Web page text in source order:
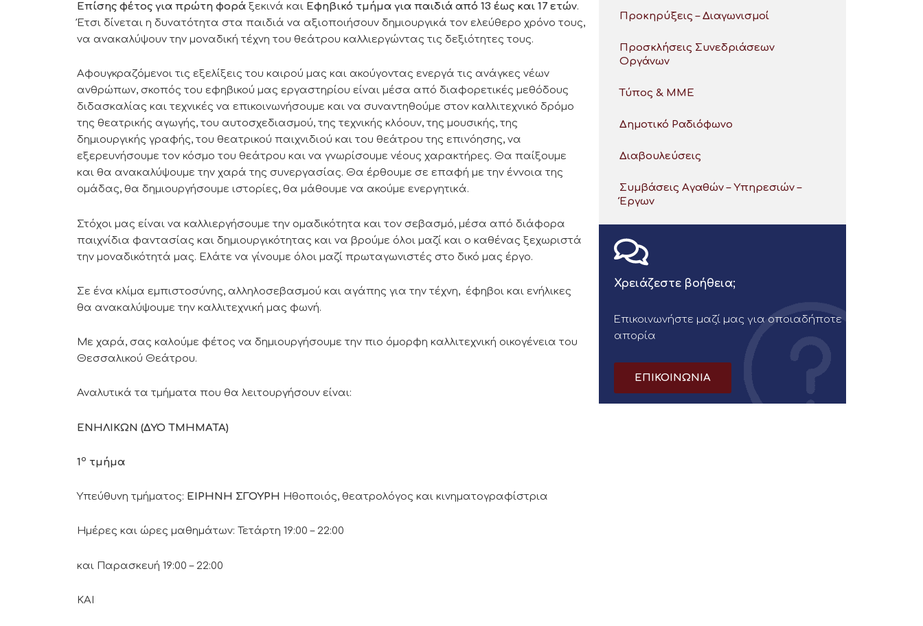
Επίσης φέτος για πρώτη φορά ξεκινά και Εφηβικό τμήμα για παιδιά από 13 έως και 17 ετών.
Έτσι δίνεται η δυνατότητα στα παιδιά να αξιοποιήσουν δημιουργικά τον ελεύθερο χρόνο τους,
να ανακαλύψουν την μοναδική τέχνη του θεάτρου καλλιεργώντας τις δεξιότητες τους.
Αφουγκραζόμενοι τις εξελίξεις του καιρού μας και ακούγοντας ενεργά τις ανάγκες νέων
ανθρώπων, σκοπός του εφηβικού μας εργαστηρίου είναι μέσα από διαφορετικές μεθόδους
διδασκαλίας και τεχνικές να επικοινωνήσουμε και να συναντηθούμε στον καλλιτεχνικό δρόμο
της θεατρικής αγωγής, του αυτοσχεδιασμού, της τεχνικής κλόουν, της μουσικής, της
δημιουργικής γραφής, του θεατρικού παιχνιδιού και του θεάτρου της επινόησης, να
εξερευνήσουμε τον κόσμο του θεάτρου και να γνωρίσουμε νέους χαρακτήρες. Θα παίξουμε
και θα ανακαλύψουμε την χαρά της συνεργασίας. Θα έρθουμε σε επαφή με την έννοια της
ομάδας, θα δημιουργήσουμε ιστορίες, θα μάθουμε να ακούμε ενεργητικά.
Στόχοι μας είναι να καλλιεργήσουμε την ομαδικότητα και τον σεβασμό, μέσα από διάφορα
παιχνίδια φαντασίας και δημιουργικότητας και να βρούμε όλοι μαζί και ο καθένας ξεχωριστά
την μοναδικότητά μας. Ελάτε να γίνουμε όλοι μαζί πρωταγωνιστές στο δικό μας έργο.
Σε ένα κλίμα εμπιστοσύνης, αλληλοσεβασμού και αγάπης για την τέχνη, έφηβοι και ενήλικες
θα ανακαλύψουμε την καλλιτεχνική μας φωνή.
Με χαρά, σας καλούμε φέτος να δημιουργήσουμε την πιο όμορφη καλλιτεχνική οικογένεια του
Θεσσαλικού Θεάτρου.
Αναλυτικά τα τμήματα που θα λειτουργήσουν είναι:
ΕΝΗΛΙΚΩΝ (ΔΥΟ ΤΜΗΜΑΤΑ)
1 ο τμήμα
Υπεύθυνη τμήματος: ΕΙΡΗΝΗ ΣΓΟΥΡΗ Ηθοποιός, θεατρολόγος και κινηματογραφίστρια
Ημέρες και ώρες μαθημάτων: Τετάρτη 19:00 – 22:00
και Παρασκευή 19:00 – 22:00
ΚΑΙ
Προκηρύξεις – Διαγωνισμοί
Προσκλήσεις Συνεδριάσεων
Οργάνων
Τύπος & ΜΜΕ
Δημοτικό Ραδιόφωνο
Διαβουλεύσεις
Συμβάσεις Αγαθών – Υπηρεσιών –
Έργων
Χρειάζεστε βοήθεια;
Επικοινωνήστε μαζί μας για οποιαδήποτε
απορία
ΕΠΙΚΟΙΝΩΝΙΑ